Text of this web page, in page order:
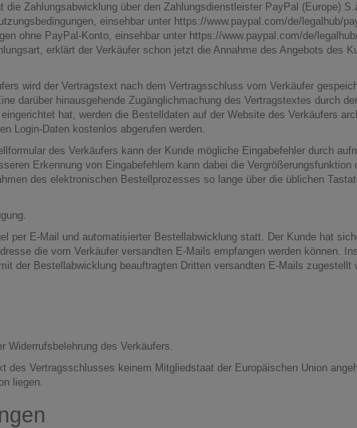
Zahlungsabwicklung über den Zahlungsdienstleister PayPal (Europe)
einsehbar unter https://www.paypal.com/de/legalhub/
ohne PayPal-Konto, einsehbar unter https://www.paypal.com/de/
erklärt der Verkäufer schon jetzt die Annahme des Angebots des
wird der Vertragstext nach dem Vertragsschluss vom Verkäufer
darüber hinausgehende Zugänglichmachung des Vertragstextes durch
hat, werden die Bestelldaten auf der Website des Verkäufers
Login-Daten kostenlos abgerufen werden.
des Verkäufers kann der Kunde mögliche Eingabefehler durch
Erkennung von Eingabefehlern kann dabei die
des elektronischen Bestellprozesses so lange über die üblichen
per E-Mail und automatisierter Bestellabwicklung statt. Der Kunde hat
die vom Verkäufer versandten E-Mails empfangen werden können.
der Bestellabwicklung beauftragten Dritten versandten E-Mails zugestellt
Widerrufsbelehrung des Verkäufers.
des Vertragsschlusses keinem Mitgliedstaat der Europäischen Union
liegen.